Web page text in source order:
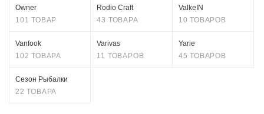
Owner
101 ТОВАР
Rodio Craft
43 ТОВАРА
ValkeIN
10 ТОВАРОВ
Vanfook
102 ТОВАРА
Varivas
11 ТОВАРОВ
Yarie
45 ТОВАРОВ
Сезон Рыбалки
22 ТОВАРА